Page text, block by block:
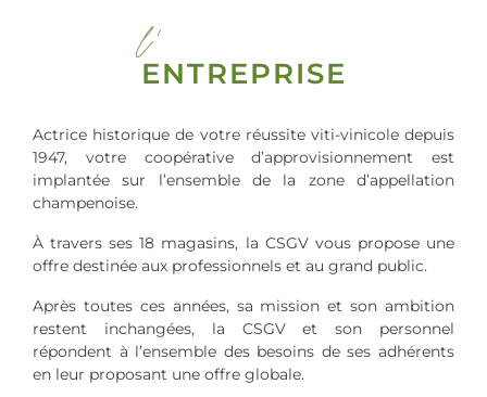
l'
ENTREPRISE
Actrice historique de votre réussite viti-vinicole depuis
1947, votre coopérative d’approvisionnement est
implantée sur l’ensemble de la zone d’appellation
champenoise.
À travers ses 18 magasins, la CSGV vous propose une
offre destinée aux professionnels et au grand public.
Après toutes ces années, sa mission et son ambition
restent inchangées, la CSGV et son personnel
répondent à l’ensemble des besoins de ses adhérents
en leur proposant une offre globale.